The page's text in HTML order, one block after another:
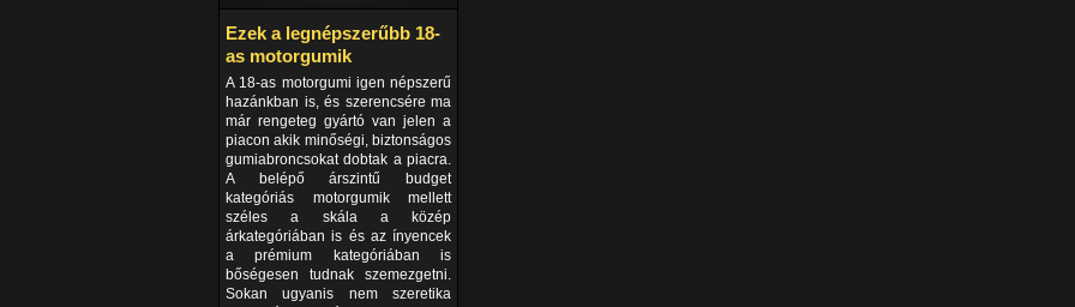
Ezek a legnépszerűbb 18-
as motorgumik
A 18-as motorgumi igen népszerű
hazánkban is, és szerencsére ma
már rengeteg gyártó van jelen a
piacon akik minőségi, biztonságos
gumiabroncsokat dobtak a piacra.
A belépő árszintű budget
kategóriás motorgumik mellett
széles a skála a közép
árkategóriában is és az ínyencek
a prémium kategóriában is
bőségesen tudnak szemezgetni.
Sokan ugyanis nem szeretika